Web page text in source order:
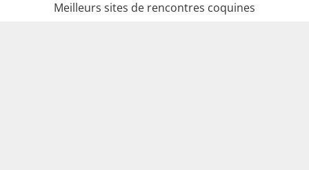
Meilleurs sites de rencontres coquines